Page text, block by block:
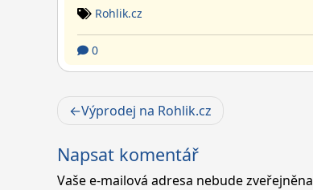
Rohlik.cz
0
Navigace
pro
příspěvek
Výprodej na Rohlik.cz
Napsat komentář
Vaše e-mailová adresa nebude